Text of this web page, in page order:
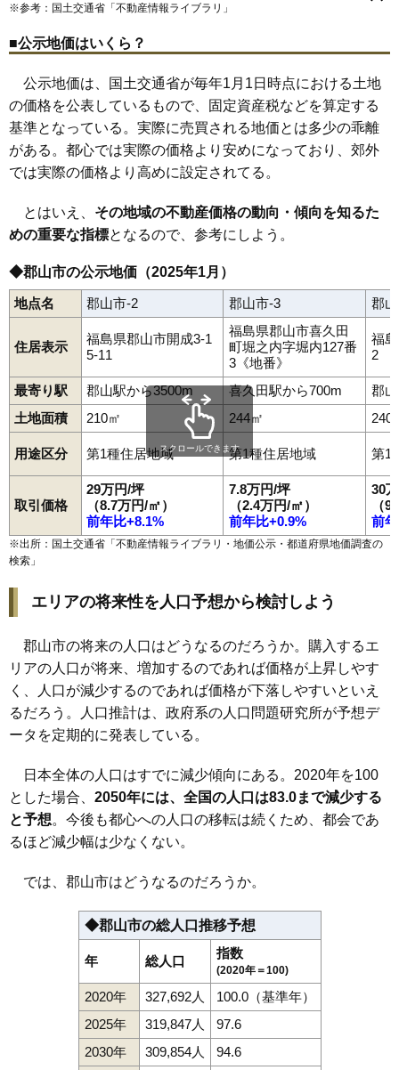
82 田村町徳定 9.5万円 1,050万円 9.3%
83 安積町日出山 9.3万円 1,153万円 8.9%
84 富久山町福原 8.9万円 965万円 8.9%
85 熱海町熱海 8.7万円 424万円 -1.2%
86 田村町岩作 8.0万円 632万円 5.2%
87 田村町東山 7.9万円 570万円
88 田村町守山 7.3万円 748万円 7.1%
89 あぶくま台 7.3万円 634万円
91 舞木町 6.6万円
92 水門町 530万円 0.8%
西田町根木屋 5.7万円 460万円 7.0%
田村町金屋 1,363万円 8.3%
95 待池台 5.4万円 3,256万円 11.4%
96 田村町大善寺 5.4万円 8.1%
5.2万円
98 上伊豆島 2,979万円 9.1%
富久山町南小泉 539万円 -0.3%
100 田村町上行合 1,148万円 -0.4%
101 日和田町高倉 4.1万円 893万円 2.5%
102
西田町大田 3.6万円 349万円
105 喜久田町早稲原 3.2万円 391万円 -0.5%
106 田村町谷田川 3.1万円 1,865万円 5.6%
107 西田町三町目 2.5万円 201万円 -12.3%
108 中田町赤沼 2.3万円 560万円 2.1%
110 西田町芹沢 2.2万円 219万円 -14.3%
111 逢瀬町多田野 2.2万円 277万円 -14.2%
112 三穂田町富岡 2.1万円 165万円 -21.6%
113 田村町下行合 2.1万円
※参考：国土交通省「不動産情報ライブラリ 」
■公示地価はいくら？
公示地価は、国土交通省が毎年1月1日時点における土地
の価格を公表しているもので、固定資産税などを算定する
基準となっている。実際に売買される地価とは多少の乖離
がある。都心では実際の価格より安めになっており、郊外
では実際の価格より高めに設定されてる。
とはいえ、 その地域の不動産価格の動向・傾向を知るた
めの重要な指標となるので、参考にしよう。
◆郡山市の公示地価（2025年1月）
地点名 郡山市-2 郡山市-3 郡
住居表示
福島県郡山市開成3-1
5-11
福島県郡山市喜久田
町堀之内字堀内127番
3《地番》
福
2
最寄り駅 郡山駅から3500m 喜久田駅から700m
郡
土地面積
210㎡ 244㎡ 240
用途区分 第1種住居地域 第1種住居地域 第1
取引価格
29万円/坪
（8.7万円/㎡）
前年比+8.1%
7.8万円/坪
（2.4万円/㎡）
前年比+0.9%
30
（
前
スクロールできます
※出所：国土交通省「不動産情報ライブラリ・地価公示・都道府県地価調査の
検索 」
エリアの将来性を人口予想から検討しよう
郡山市の将来の人口はどうなるのだろうか。購入するエ
リアの人口が将来、増加するのであれば価格が上昇しやす
く、人口が減少するのであれば価格が下落しやすいといえ
るだろう。人口推計は、政府系の人口問題研究所が予想デ
ータを定期的に発表している。
日本全体の人口はすでに減少傾向にある。2020年を100
とした場合、 2050年には、全国の人口は83.0まで減少する
と予想。今後も都心への人口の移転は続くため、都会であ
るほど減少幅は少なくない。
では、郡山市はどうなるのだろうか。
◆郡山市の総人口推移予想
年 総人口
指数
(2020年＝100)
2020年 327,692人
100.0（基準年）
2025年
319,847人
97.6
2030年
309,854人
94.6
田村町桜ケ丘 田村町下行合田村町大善寺
堂前町富田町 虎丸町
七ッ池町並木成山町鳴神西田町大田西田町三町目
備前舘日和田町日和田町高倉深沢富久山町久保田
富久山町福原 富久山町南小泉 富久山町八山田方八町細沼町
待池台町東 緑ケ丘東緑町三穂田町富岡舞木町本町桃見台
安原町
八山田 山根町横塚若葉町 南 御前南静西 富田東
八山田西 上伊豆島 安積荒井安積北井東原
郡山駅喜久田駅磐梯熱海駅 舞木駅 安積永盛駅